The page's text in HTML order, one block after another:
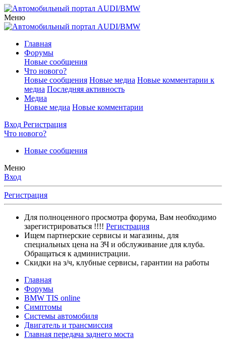
Меню
Главная
Форумы
Новые сообщения
Что нового?
Новые сообщения Новые медиа Новые комментарии к
медиа Последняя активность
Медиа
Новые медиа Новые комментарии
Вход Регистрация
Что нового?
Новые сообщения
Меню
Вход
Регистрация
Для полноценного просмотра форума, Вам необходимо
зарегистрироваться !!!! Регистрация
Ищем партнерские сервисы и магазины, для
специальных цена на ЗЧ и обслуживание для клуба.
Обращаться к администрации.
Скидки на з/ч, клубные сервисы, гарантии на работы
Главная
Форумы
BMW TIS online
Симптомы
Системы автомобиля
Двигатель и трансмиссия
Главная передача заднего моста